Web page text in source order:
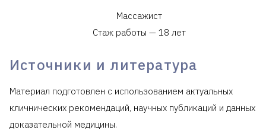
Массажист
Стаж работы — 18 лет
Источники и литература
Материал подготовлен с использованием актуальных
кличнических рекомендаций, научных публикаций и данных
доказательной медицины.